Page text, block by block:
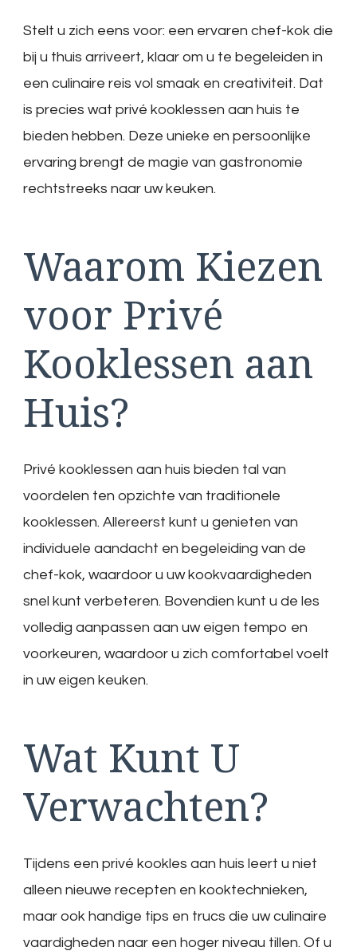
Stelt u zich eens voor: een ervaren chef-kok die
bij u thuis arriveert, klaar om u te begeleiden in
een culinaire reis vol smaak en creativiteit. Dat
is precies wat privé kooklessen aan huis te
bieden hebben. Deze unieke en persoonlijke
ervaring brengt de magie van gastronomie
rechtstreeks naar uw keuken.
Waarom Kiezen
voor Privé
Kooklessen aan
Huis?
Privé kooklessen aan huis bieden tal van
voordelen ten opzichte van traditionele
kooklessen. Allereerst kunt u genieten van
individuele aandacht en begeleiding van de
chef-kok, waardoor u uw kookvaardigheden
snel kunt verbeteren. Bovendien kunt u de les
volledig aanpassen aan uw eigen tempo en
voorkeuren, waardoor u zich comfortabel voelt
in uw eigen keuken.
Wat Kunt U
Verwachten?
Tijdens een privé kookles aan huis leert u niet
alleen nieuwe recepten en kooktechnieken,
maar ook handige tips en trucs die uw culinaire
vaardigheden naar een hoger niveau tillen. Of u